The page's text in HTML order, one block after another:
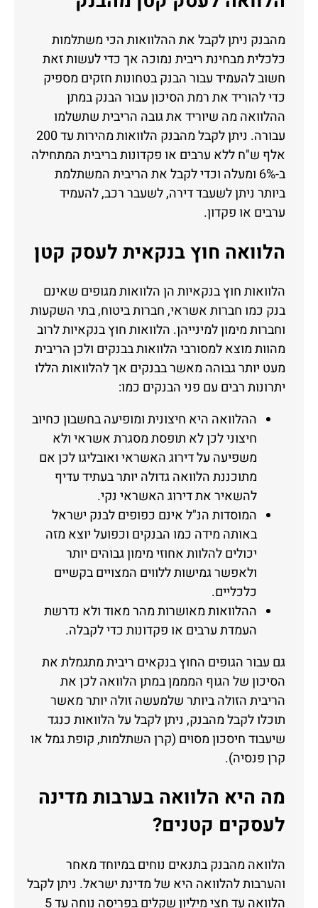
מהבנק ניתן לקבל את ההלוואות הכי משתלמות
כלכלית מבחינת ריבית נמוכה אך כדי לעשות זאת
חשוב להעמיד עבור הבנק בטחונות חזקים מספיק
כדי להוריד את רמת הסיכון עבור הבנק במתן
ההלוואה מה שיוריד את גובה הריבית שתשלמו
עבורה. ניתן לקבל מהבנק הלוואות מהירות עד 200
אלף ש"ח ללא ערבים או פקדונות בריבית המתחילה
ב-6% ומעלה וכדי לקבל את הריבית המשתלמת
ביותר ניתן לשעבד דירה, לשעבר רכב, להעמיד
ערבים או פקדון.
הלוואה חוץ בנקאית לעסק קטן
הלוואות חוץ בנקאיות הן הלוואות מגופים שאינם
בנק כמו חברות אשראי, חברות ביטוח, בתי השקעות
וחברות מימון למינייהן. הלוואות חוץ בנקאיות לרוב
מהוות מוצא למסורבי הלוואות בבנקים ולכן הריבית
מעט יותר גבוהה מאשר בבנקים אך להלוואות הללו
יתרונות רבים עם פני הבנקים כמו:
ההלוואה היא חיצונית ומופיעה בחשבון כחיוב
חיצוני לכן לא תופסת מסגרת אשראי ולא
משפיעה על דירוג האשראי ואובליגו לכן אם
מתוכננת הלוואה גדולה יותר בעתיד עדיף
להשאיר את דירוג האשראי נקי.
המוסדות הנ"ל אינם כפופים לבנק ישראל
באותה מידה כמו הבנקים וכפועל יוצא מזה
יכולים להלוות אחוזי מימון גבוהים יותר
ולאפשר גמישות ללווים המצויים בקשיים
כלכליים.
ההלוואות מאושרות מהר מאוד ולא נדרשת
העמדת ערבים או פקדונות כדי לקבלה.
גם עבור הגופים החוץ בנקאים ריבית מתגמלת את
הסיכון של הגוף המממן במתן הלוואה לכן את
הריבית הזולה ביותר שלמעשה זולה יותר מאשר
תוכלו לקבל מהבנק, ניתן לקבל על הלוואות כנגד
שיעבוד חיסכון מסוים (קרן השתלמות, קופת גמל או
קרן פנסיה).
מה היא הלוואה בערבות מדינה
לעסקים קטנים?
הלוואה מהבנק בתנאים נוחים במיוחד מאחר
והערבות להלוואה היא של מדינת ישראל. ניתן לקבל
הלוואה עד חצי מיליון שקלים בפריסה נוחה עד 5